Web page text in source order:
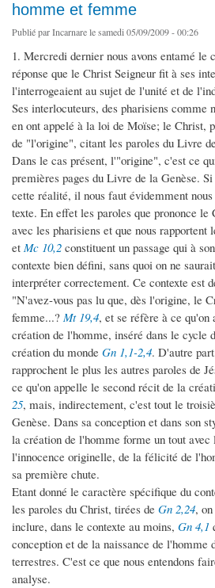
homme et femme
Publié parIncarnarele samedi 05/09/2009 - 00:26
1. Mercredi dernier nous avons entamé le
réponse que le Christ Seigneur fit à ses
l'interrogeaient au sujet de l'unité et de
Ses interlocuteurs, des pharisiens comme
en ont appelé à la loi de Moïse; le Christ,
de "l'origine", citant les paroles du Livre
Dans le cas présent, l'"origine", c'est ce
premières pages du Livre de la Genèse.
cette réalité, il nous faut évidemment
texte. En effet les paroles que prononce le
avec les pharisiens et que nous rapportent
et Mc 10,2 constituent un passage qui à
contexte bien défini, sans quoi on ne
interpréter correctement. Ce contexte est
"N'avez-vous pas lu que, dès l'origine, le
femme...? Mt 19,4, et se réfère à ce
création de l'homme, inséré dans le cycle
création du monde Gn 1,1-2,4. D'autre
rapprochent le plus les autres paroles de
ce qu'on appelle le second récit de la
25, mais, indirectement, c'est tout le
Genèse. Dans sa conception et dans son
la création de l'homme forme un tout avec
l'innocence originelle, de la félicité de
sa première chute.
Etant donné le caractère spécifique du
les paroles du Christ, tirées de Gn 2,24,
inclure, dans le contexte au moins, Gn 4,1
conception et de la naissance de l'homme
terrestres. C'est ce que nous entendons
analyse.